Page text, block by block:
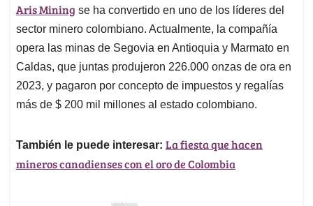
Aris Mining se ha convertido en uno de los líderes del
sector minero colombiano. Actualmente, la compañía
opera las minas de Segovia en Antioquia y Marmato en
Caldas, que juntas produjeron 226.000 onzas de ora en
2023, y pagaron por concepto de impuestos y regalías
más de $ 200 mil millones al estado colombiano.
También le puede interesar: La fiesta que hacen
mineros canadienses con el oro de Colombia